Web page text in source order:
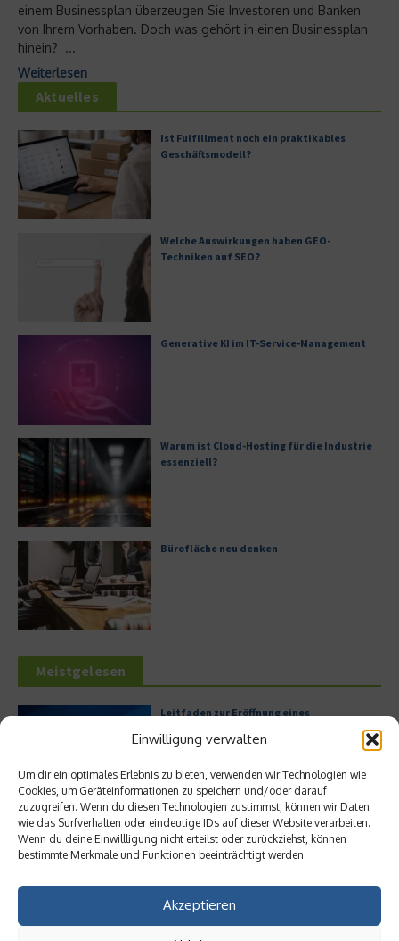
Einwilligung verwalten
Um dir ein optimales Erlebnis zu bieten, verwenden wir Technologien wie
Cookies, um Geräteinformationen zu speichern und/oder darauf
zuzugreifen. Wenn du diesen Technologien zustimmst, können wir Daten
wie das Surfverhalten oder eindeutige IDs auf dieser Website verarbeiten.
Wenn du deine Einwillligung nicht erteilst oder zurückziehst, können
bestimmte Merkmale und Funktionen beeinträchtigt werden.
Akzeptieren
einem Businessplan überzeugen Sie Investoren und Banken
von Ihrem Vorhaben. Doch was gehört in einen Businessplan
hinein? ...
Weiterlesen
Aktuelles
Ist Fulfillment noch ein praktikables
Geschäftsmodell?
Welche Auswirkungen haben GEO-
Techniken auf SEO?
Generative KI im IT-Service-Management
Warum ist Cloud-Hosting für die Industrie
essenziell?
Bürofläche neu denken
Meistgelesen
Leitfaden zur Eröffnung eines
Geschäftskontos für kleine Unternehmen
Hilton Worldwide: Eine Ikone der globalen
Hotellerie im Wandel der Zeit
Digitalisierung als Wettbewerbsvorteil